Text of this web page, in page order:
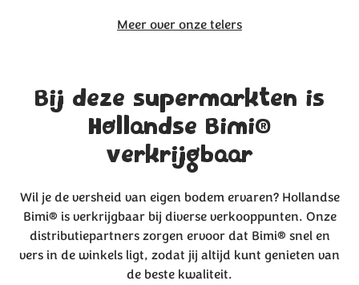
Meer over onze telers
Bij deze supermarkten is
Hollandse Bimi®
verkrijgbaar
Wil je de versheid van eigen bodem ervaren? Hollandse
Bimi® is verkrijgbaar bij diverse verkooppunten. Onze
distributiepartners zorgen ervoor dat Bimi® snel en
vers in de winkels ligt, zodat jij altijd kunt genieten van
de beste kwaliteit.